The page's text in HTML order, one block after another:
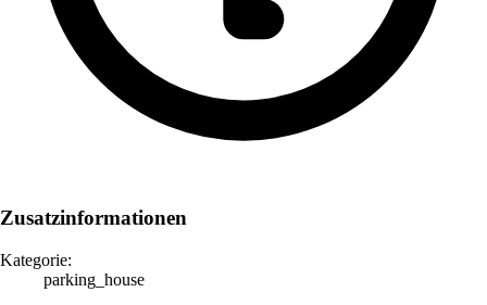
Zusatzinformationen
Kategorie:
parking_house